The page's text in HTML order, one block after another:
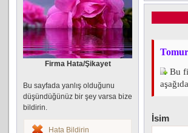
Firma Hata/Şikayet
Bu sayfada yanlış olduğunu
düşündüğünüz bir şey varsa bize
bildirin.
Hata Bildirin
Bu
İsim